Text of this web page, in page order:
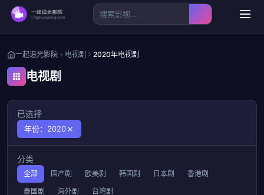
一起追光影院 电视剧 2020年电视剧
电视剧
已选择
年份：2020
分类
全部 国产剧 欧美剧 韩国剧 日本剧
香港剧
泰国剧
海外剧 台湾剧